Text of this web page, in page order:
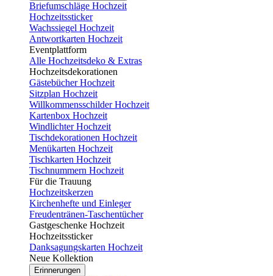
Briefumschläge Hochzeit
Hochzeitssticker
Wachssiegel Hochzeit
Antwortkarten Hochzeit
Eventplattform
Alle Hochzeitsdeko & Extras
Hochzeitsdekorationen
Gästebücher Hochzeit
Sitzplan Hochzeit
Willkommensschilder Hochzeit
Kartenbox Hochzeit
Windlichter Hochzeit
Tischdekorationen Hochzeit
Menükarten Hochzeit
Tischkarten Hochzeit
Tischnummern Hochzeit
Für die Trauung
Hochzeitskerzen
Kirchenhefte und Einleger
Freudentränen-Taschentücher
Gastgeschenke Hochzeit
Hochzeitssticker
Danksagungskarten Hochzeit
Neue Kollektion
Erinnerungen